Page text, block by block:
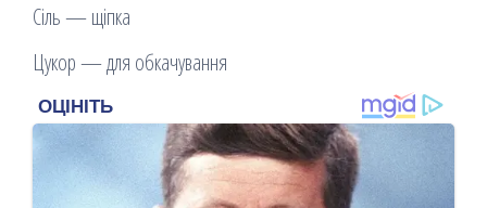
Сіль — щіпка
Цукор — для обкачування